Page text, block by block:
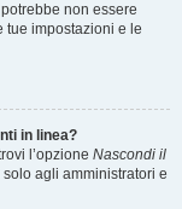
non essere
tue impostazioni e le
in linea?
l’opzione Nascondi il
agli amministratori e